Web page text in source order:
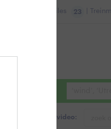
Files 23 |
Zoeken in foto & video: